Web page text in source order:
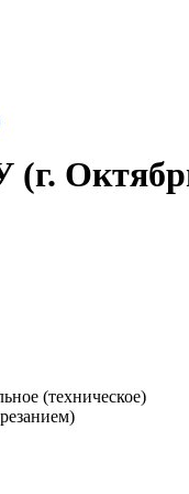
(техническое)